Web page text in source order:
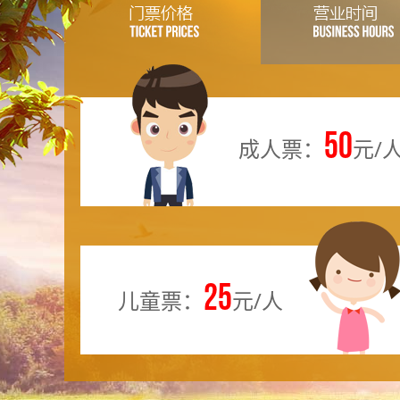
成人票： 50元/
儿童票： 25元/人